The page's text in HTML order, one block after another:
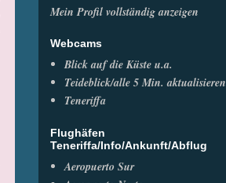
Mein Profil vollständig anzeigen
Webcams
Blick auf die Küste u.a.
Teideblick/alle 5 Min. aktualisieren
Teneriffa
Flughäfen
Teneriffa/Info/Ankunft/Abflug
Aeropuerto Sur